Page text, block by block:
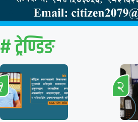
# ट्रेण्डिङ